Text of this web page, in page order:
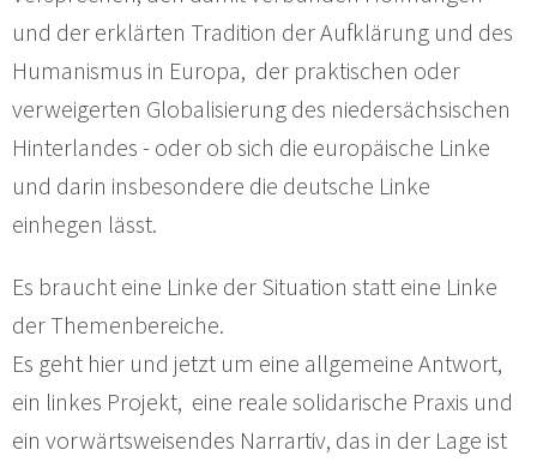
und der erklärten Tradition der Aufklärung und des
Humanismus in Europa, der praktischen oder
verweigerten Globalisierung des niedersächsischen
Hinterlandes - oder ob sich die europäische Linke
und darin insbesondere die deutsche Linke
einhegen lässt.
Es braucht eine Linke der Situation statt eine Linke
der Themenbereiche.
Es geht hier und jetzt um eine allgemeine Antwort,
ein linkes Projekt, eine reale solidarische Praxis und
ein vorwärtsweisendes Narrartiv, das in der Lage ist